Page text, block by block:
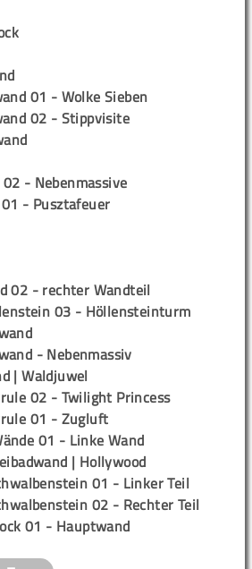
01 - Wolke Sieben
02 - Stippvisite
- Nebenmassive
- Pusztafeuer
02 - rechter Wandteil
03 - Höllensteinturm
- Nebenmassiv
| Waldjuwel
02 - Twilight Princess
01 - Zugluft
01 - Linke Wand
| Hollywood
01 - Linker Teil
02 - Rechter Teil
01 - Hauptwand